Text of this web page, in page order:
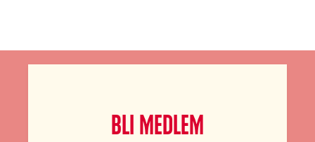
BLI MEDLEM